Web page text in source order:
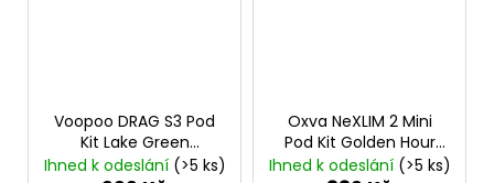
Voopoo DRAG S3 Pod
Kit Lake Green
3000mAh
Ihned k odeslání (>5 ks)
Oxva NeXLIM 2 Mini
Pod Kit Golden Hour
1500mAh
Ihned k odeslání (>5 ks)